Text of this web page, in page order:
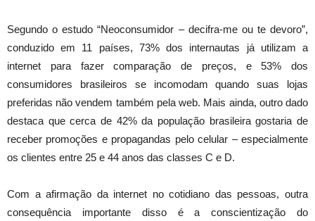
Segundo o estudo “Neoconsumidor – decifra-me ou te devoro”,
conduzido em 11 países, 73% dos internautas já utilizam a
internet para fazer comparação de preços, e 53% dos
consumidores brasileiros se incomodam quando suas lojas
preferidas não vendem também pela web. Mais ainda, outro dado
destaca que cerca de 42% da população brasileira gostaria de
receber promoções e propagandas pelo celular – especialmente
os clientes entre 25 e 44 anos das classes C e D.
Com a afirmação da internet no cotidiano das pessoas, outra
consequência importante disso é a conscientização do